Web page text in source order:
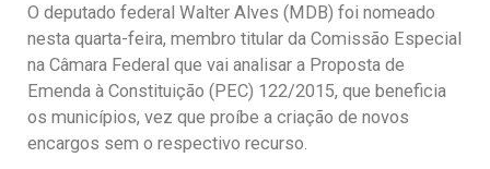
O deputado federal Walter Alves (MDB) foi nomeado
nesta quarta-feira, membro titular da Comissão Especial
na Câmara Federal que vai analisar a Proposta de
Emenda à Constituição (PEC) 122/2015, que beneficia
os municípios, vez que proíbe a criação de novos
encargos sem o respectivo recurso.